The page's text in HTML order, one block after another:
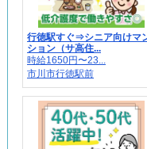
行徳駅すぐ⇒シニア向けマ
ション（サ高住...
時給1650円〜23...
市川市行徳駅前